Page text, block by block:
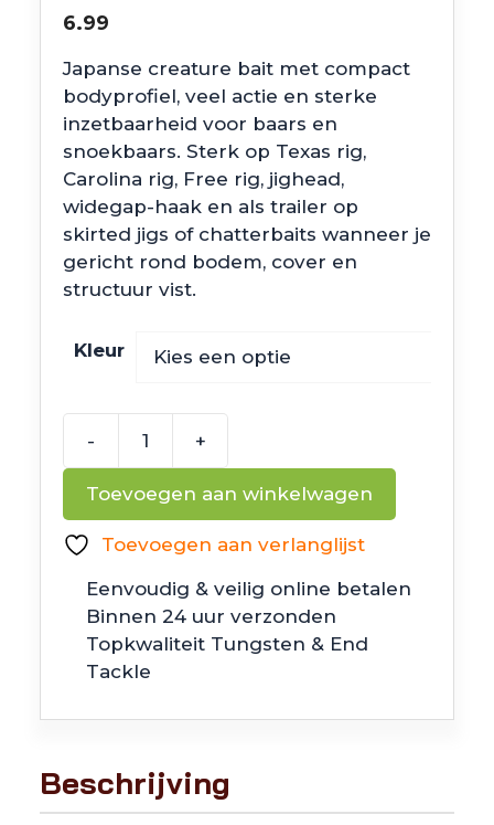
6.99
Japanse creature bait met compact
bodyprofiel, veel actie en sterke
inzetbaarheid voor baars en
snoekbaars. Sterk op Texas rig,
Carolina rig, Free rig, jighead,
widegap-haak en als trailer op
skirted jigs of chatterbaits wanneer je
gericht rond bodem, cover en
structuur vist.
Kleur
-
Spider
+
Toevoegen aan winkelwagen
Toevoegen aan verlanglijst
Eenvoudig & veilig online betalen
Binnen 24 uur verzonden
Topkwaliteit Tungsten & End
Tackle
Beschrijving